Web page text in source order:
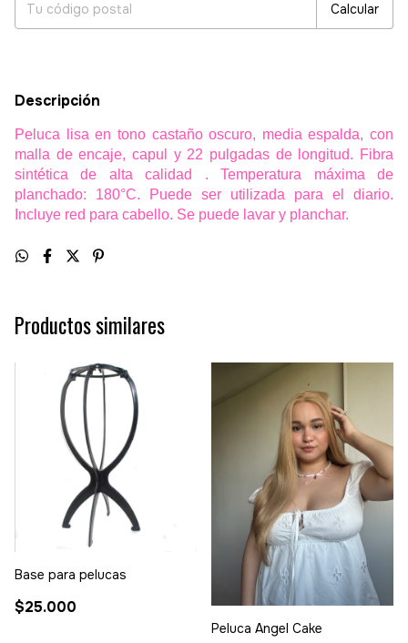
Calcular
Descripción
Peluca lisa en tono castaño oscuro, media espalda, con
malla de encaje, capul y 22 pulgadas de longitud. Fibra
sintética de alta calidad . Temperatura máxima de
planchado: 180°C. Puede ser utilizada para el diario.
Incluye red para cabello. Se puede lavar y planchar.
Productos similares
Base para pelucas
$25.000
Peluca Angel Cake